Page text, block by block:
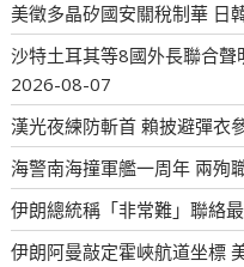
美徵多晶矽國安關稅制華 日
沙特土耳其等8國外長聯合
2026-08-07
漢光夜練防斬首 賴披避彈衣
海警南海撞軍艦一周年 兩殉
伊朗總統稱「非常難」聯絡
伊朗阿曼敲定霍峽航道坐標